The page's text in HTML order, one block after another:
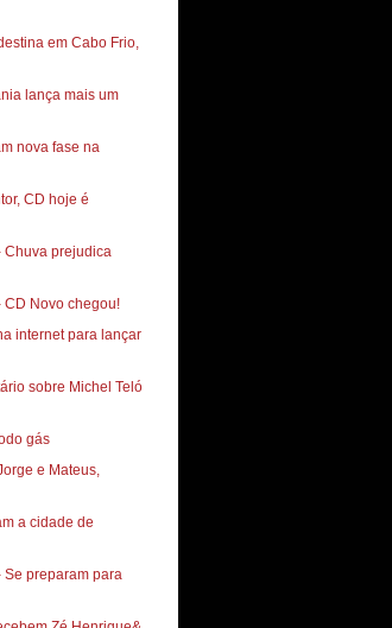
em Cabo Frio,
lança mais um
nova fase na
CD hoje é
Chuva prejudica
CD Novo chegou!
internet para lançar
sobre Michel Teló
gás
e Mateus,
a cidade de
Se preparam para